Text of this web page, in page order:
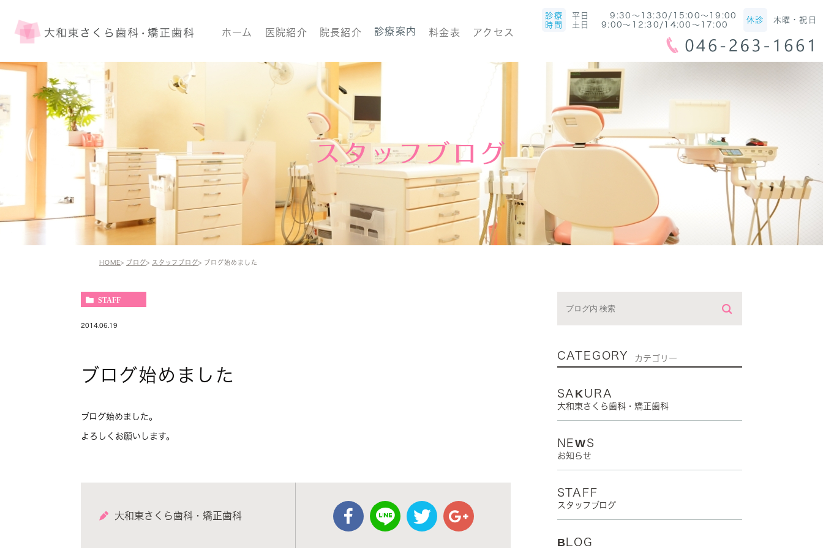
ホーム 医院紹介 院長紹介 診療案内 料金表 アクセス
診療
時間
平日 9:30～13:30/15:00～19:00
土日 9:00～12:30/14:00～17:00
休診 木曜・祝日
スタッフブログ
HOME ブログ スタッフブログ ブログ始めました
STAFF
2014.06.19
ブログ始めました
ブログ始めました。
よろしくお願いします。
大和東さくら歯科・矯正歯科
CATEGORY カテゴリー
SAKURA
大和東さくら歯科・矯正歯科
NEWS
お知らせ
STAFF
スタッフブログ
BLOG